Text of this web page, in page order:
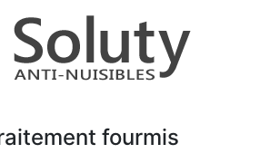
fourmis